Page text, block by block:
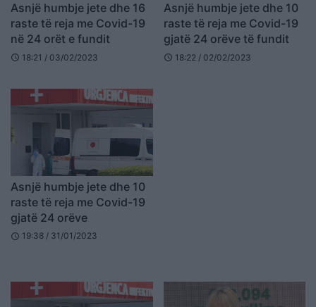
Asnjë humbje jete dhe 16
raste të reja me Covid-19
në 24 orët e fundit
schedule 18:21 / 03/02/2023
Asnjë humbje jete dhe 10
raste të reja me Covid-19
gjatë 24 orëve të fundit
schedule 18:22 / 02/02/2023
Asnjë humbje jete dhe 10
raste të reja me Covid-19
gjatë 24 orëve
schedule 19:38 / 31/01/2023